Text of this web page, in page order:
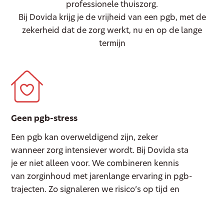
professionele thuiszorg.
Bij Dovida krijg je de vrijheid van een pgb, met de
zekerheid dat de zorg werkt, nu en op de lange
termijn
Geen pgb-stress
Een pgb kan overweldigend zijn, zeker
wanneer zorg intensiever wordt. Bij Dovida sta
je er niet alleen voor. We combineren kennis
van zorginhoud met jarenlange ervaring in pgb-
trajecten. Zo signaleren we risico’s op tijd en